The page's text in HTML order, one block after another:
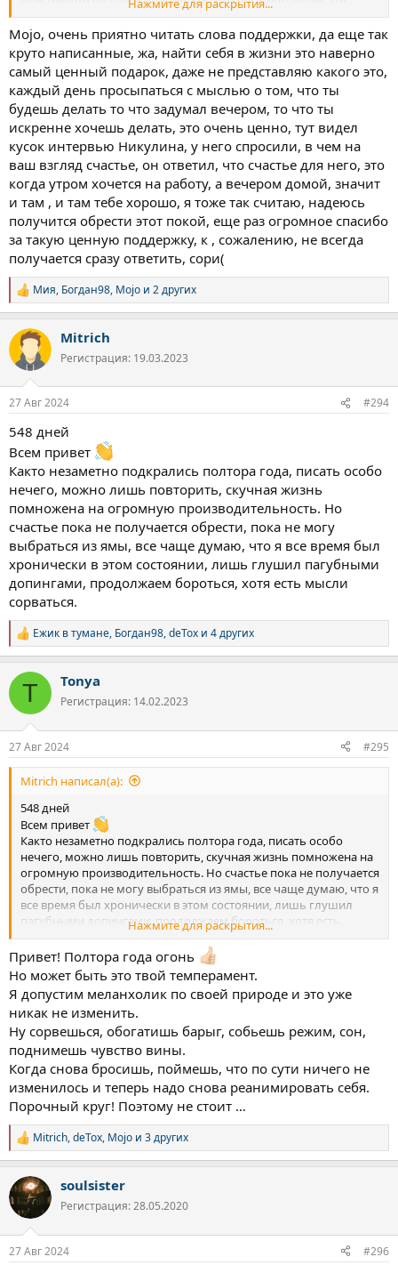
Из простых рекомендаций вести дневник, рефлексировать о
своих чувствах, страхах, эмоциях (вообще необязательно на
форуме). Мне помогает снять тревожность, разобраться в себе,
выплеснуть эмоции.
Как-то так
NEDUEM
придаст тебе сил и уверенности. Будь все время занят, друг, гни
свою линию, ищи свое призвание. И не парься, если долго не
находишь, многие ищут всю жизнь, параллельно планомерно
осуществляя свои мечты и генерируя новые.
Это как поймать радиоволну. как настроить инструмент (какой-
нибудь струнный). Настроил и играешь, как можешь, иногда
лучше, иногда хуже. Но если инструмент расстроен, играть на
нем становится слишком сложно или вообще никак. Какой бы
ты офигенный музыкант ни был. Создавай в себе этот настрой,
это сделать можешь только ты! В этом ты одинок, как и все, кто
хоть раз о таком задумывался. Найди в себе ресурс, сожри его
еще где-то, вокруг бурная и текучая, такая скоротечная жизнь,
нырни в нее через деятельность.
У тебя есть абсолютно все, у тебя есть ты, и ты живой и
чувствующий, это надо воспринимать как дар хоть иногда!
Нажмите для раскрытия...
Mojo, очень приятно читать слова поддержки, да еще так
круто написанные, жа, найти себя в жизни это наверно
самый ценный подарок, даже не представляю какого это,
каждый день просыпаться с мыслью о том, что ты
будешь делать то что задумал вечером, то что ты
искренне хочешь делать, это очень ценно, тут видел
кусок интервью Никулина, у него спросили, в чем на
ваш взгляд счастье, он ответил, что счастье для него, это
когда утром хочется на работу, а вечером домой, значит
и там , и там тебе хорошо, я тоже так считаю, надеюсь
получится обрести этот покой, еще раз огромное спасибо
за такую ценную поддержку, к , сожалению, не всегда
получается сразу ответить, сори(
Р
е
к
ц
и
Мия, Богдан98, Mojo и 2 других
Mitrich
Регистрация: 19.03.2023
27 Авг 2024 #294
548 дней
Всем привет
Както незаметно подкрались полтора года, писать особо
нечего, можно лишь повторить, скучная жизнь
помножена на огромную производительность. Но
счастье пока не получается обрести, пока не могу
выбраться из ямы, все чаще думаю, что я все время был
хронически в этом состоянии, лишь глушил пагубными
допингами, продолжаем бороться, хотя есть мысли
сорваться.
Р
е
к
и
Ежик в тумане, Богдан98,deTox и 4 других
T Tonya
Регистрация: 14.02.2023
27 Авг 2024 #295
Mitrich написал(а):
548 дней
Всем привет
Както незаметно подкрались полтора года, писать особо
нечего, можно лишь повторить, скучная жизнь помножена на
огромную производительность. Но счастье пока не получается
обрести, пока не могу выбраться из ямы, все чаще думаю, что я
все время был хронически в этом состоянии, лишь глушил
пагубными допингами, продолжаем бороться, хотя есть
мысли сорваться.
Нажмите для раскрытия...
Привет! Полтора года огонь
Но может быть это твой темперамент.
Я допустим меланхолик по своей природе и это уже
никак не изменить.
Ну сорвешься, обогатишь барыг, собьешь режим, сон,
поднимешь чувство вины.
Когда снова бросишь, поймешь, что по сути ничего не
изменилось и теперь надо снова реанимировать себя.
Порочный круг! Поэтому не стоит …
Р
е
к
ц
и
Mitrich,deTox, Mojo и 3 других
soulsister
Регистрация: 28.05.2020
27 Авг 2024 #296